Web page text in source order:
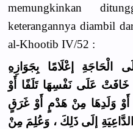
memungkinkan
keterangannya diambil
al-Khootib IV/52 :
الْحَاجَةِ إعْلَامًا بِجَوَازِهِ
عَلَى نَفْسِهَا تَلَفًا أَوْ
وَلَدِهَا مِنْ هَدْمٍ أَوْ غَرَقٍ
إلَى ذَلِكَ ، وَعُلِمَ مِنْ